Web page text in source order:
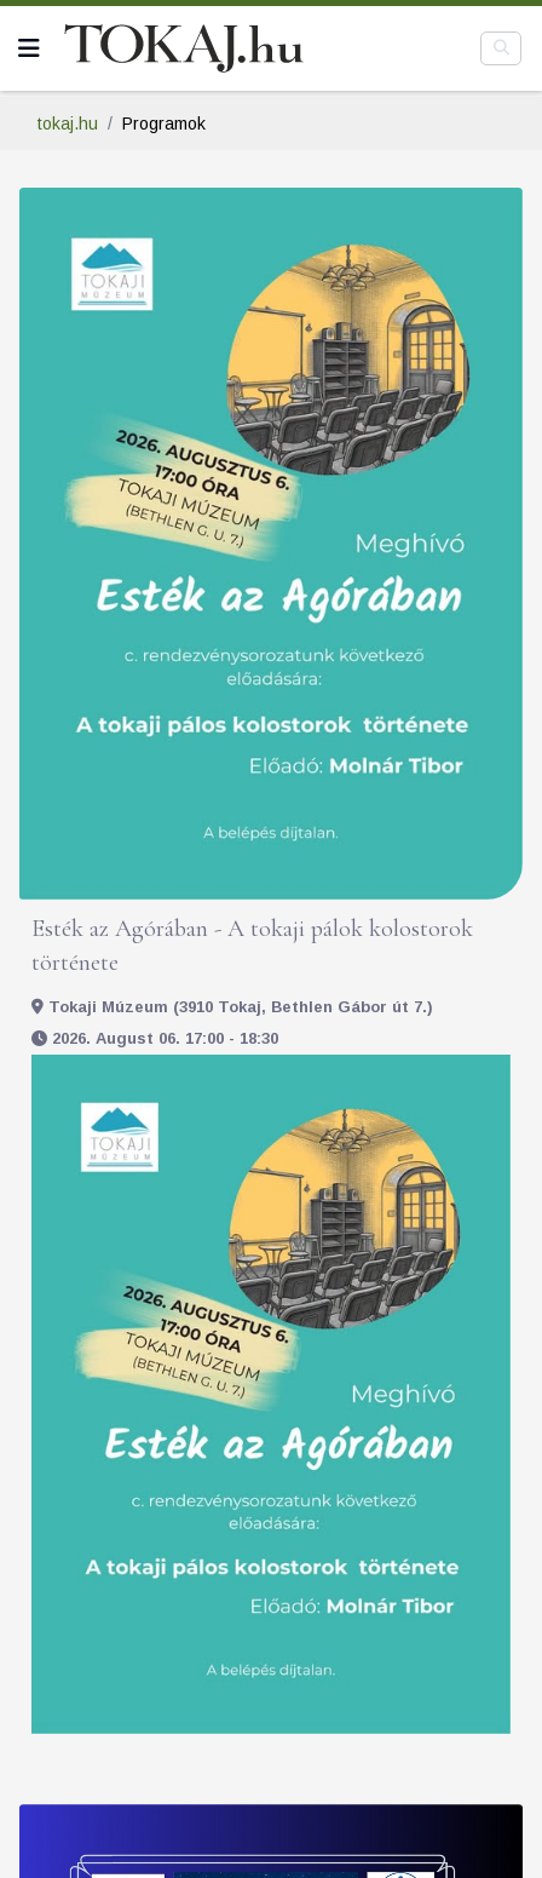
tokaj.hu Programok
Esték az Agórában - A tokaji pálok kolostorok
története
Tokaji Múzeum (3910 Tokaj, Bethlen Gábor út 7.)
2026. August 06. 17:00 - 18:30